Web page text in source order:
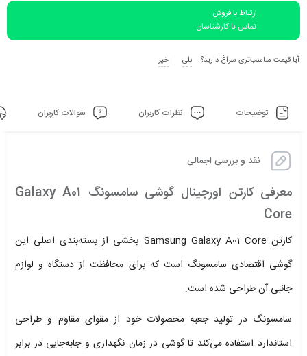
ارتباط با فروش
تماس با کارشناسان
آیا قیمت مناسب‌تری سراغ دارید؟ بلی خیر
توضیحات نظرات کاربران سوالات کاربران
نقد و بررسی اجمالی
معرفی کارتن اورجینال گوشی سامسونگ Galaxy A01
Core
کارتن Samsung Galaxy A01 Core بخشی از بسته‌بندی اصلی این
گوشی اقتصادی سامسونگ است که برای محافظت از دستگاه و لوازم
جانبی آن طراحی شده است.
سامسونگ در تولید جعبه محصولات خود از مقوای مقاوم و طراحی
استاندارد استفاده می‌کند تا گوشی در زمان نگهداری و جابه‌جایی در برابر